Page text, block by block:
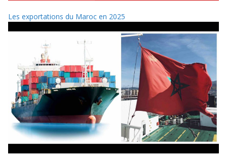
Les exportations du Maroc en 2025